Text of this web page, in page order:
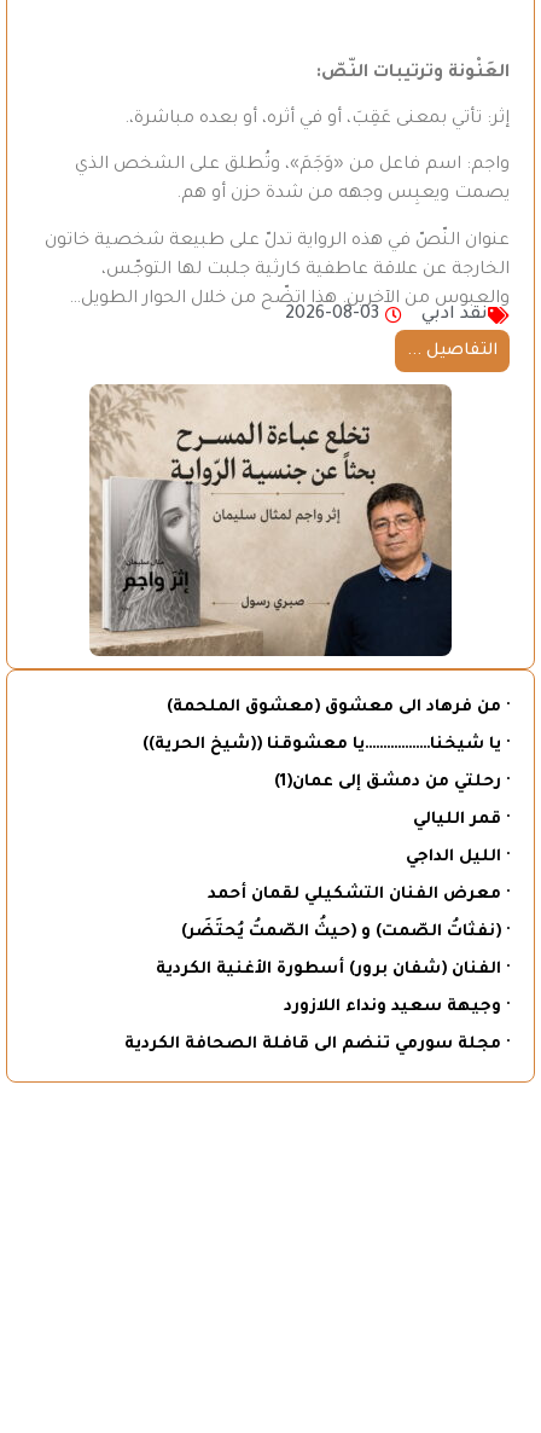
العَنْونة وترتيبات النّصّ:
إثر: تأتي بمعنى عَقِبَ، أو في أثره، أو بعده مباشرة،.
واجم: اسم فاعل من «وَجَمَ»، وتُطلق على الشخص الذي
يصمت ويعبِس وجهه من شدة حزن أو هم.
عنوان النّصّ في هذه الرواية تدلّ على طبيعة شخصية خاتون
الخارجة عن علاقة عاطفية كارثية جلبت لها التوجّس،
والعبوس من الآخرين. هذا اتضّح من خلال الحوار الطويل…
نقد ادبي
2026-08-03
التفاصيل ...
· من فرهاد الى معشوق (معشوق الملحمة)
· يا شيخنا………………يا معشوقنا ((شيخ الحرية))
· رحلتي من دمشق إلى عمان(1)
· قمر الليالي
· الليل الداجي
· معرض الفنان التشكيلي لقمان أحمد
· (نفثاتُ الصّمت) و (حيثُ الصّمتُ يُحتَضَر)
· الفنان (شفان برور) أسطورة الأغنية الكردية
· وجيهة سعيد ونداء اللازورد
· مجلة سورمي تنضم الى قافلة الصحافة الكردية